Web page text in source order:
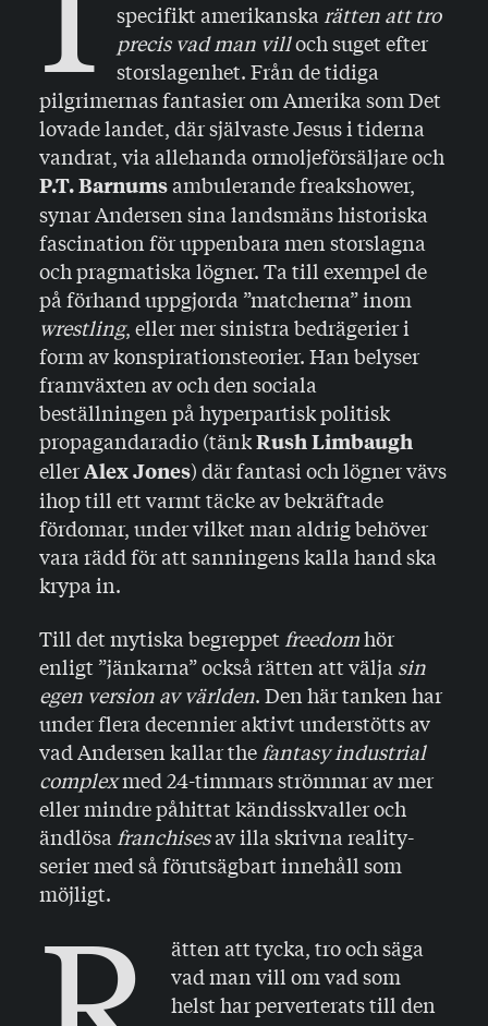
specifikt amerikanska rätten att tro
precis vad man villoch suget efter
storslagenhet. Från de tidiga
pilgrimernas fantasier om Amerika som Det
lovade landet, där självaste Jesus i tiderna
vandrat, via allehanda ormoljeförsäljare och
P.T. Barnumsambulerande freakshower,
synar Andersen sina landsmäns historiska
fascination för uppenbara men storslagna
och pragmatiska lögner. Ta till exempel de
på förhand uppgjorda ”matcherna” inom
wrestling, eller mer sinistra bedrägerier i
form av konspirationsteorier. Han belyser
framväxten av och den sociala
beställningen på hyperpartisk politisk
propagandaradio (tänkRush Limbaugh
ellerAlex Jones) där fantasi och lögner vävs
ihop till ett varmt täcke av bekräftade
fördomar, under vilket man aldrig behöver
vara rädd för att sanningens kalla hand ska
krypa in.
Till det mytiska begreppet freedomhör
enligt ”jänkarna” också rätten att välja sin
egen version av världen. Den här tanken har
under flera decennier aktivt understötts av
vad Andersen kallar the fantasy industrial
complexmed 24-timmars strömmar av mer
eller mindre påhittat kändisskvaller och
ändlösa franchisesav illa skrivna reality-
serier med så förutsägbart innehåll som
möjligt.
ätten att tycka, tro och säga
vad man vill om vad som
helst har perverterats till den